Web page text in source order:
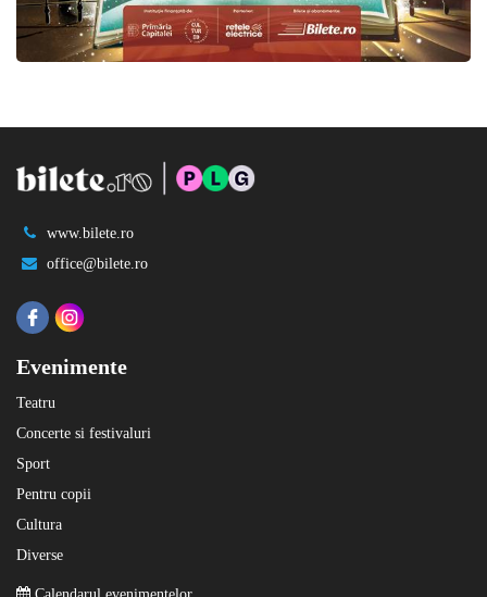
www.bilete.ro
office@bilete.ro
Evenimente
Teatru
Concerte si festivaluri
Sport
Pentru copii
Cultura
Diverse